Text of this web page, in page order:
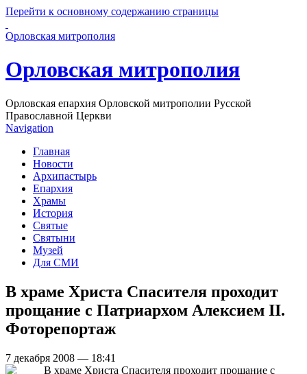
Перейти к основному содержанию страницы
Орловская митрополия
Орловская митрополия
Орловская епархия Орловской митрополии Русской
Православной Церкви
Navigation
Главная
Новости
Архипастырь
Епархия
Храмы
История
Святые
Святыни
Музей
Для СМИ
В храме Христа Спасителя проходит
прощание с Патриархом Алексием II.
Фоторепортаж
7 декабря 2008 — 18:41